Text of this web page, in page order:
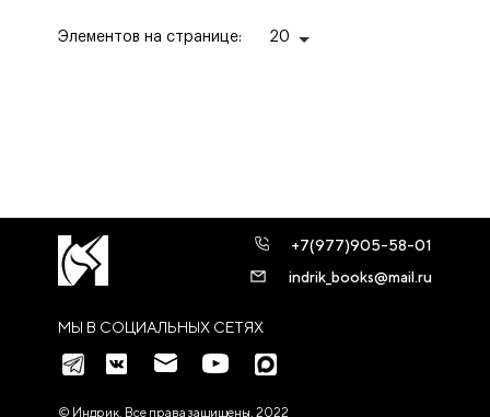
Элементов на странице: 20
МЫ В СОЦИАЛЬНЫХ СЕТЯХ
+7(977)905-58-01
indrik_books@mail.ru
© Индрик. Все права защищены, 2022